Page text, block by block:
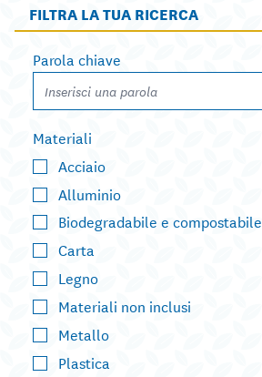
FILTRA LA TUA RICERCA
Parola chiave
Materiali
Acciaio
Alluminio
Biodegradabile e compostabile
Carta
Legno
Materiali non inclusi
Metallo
Plastica